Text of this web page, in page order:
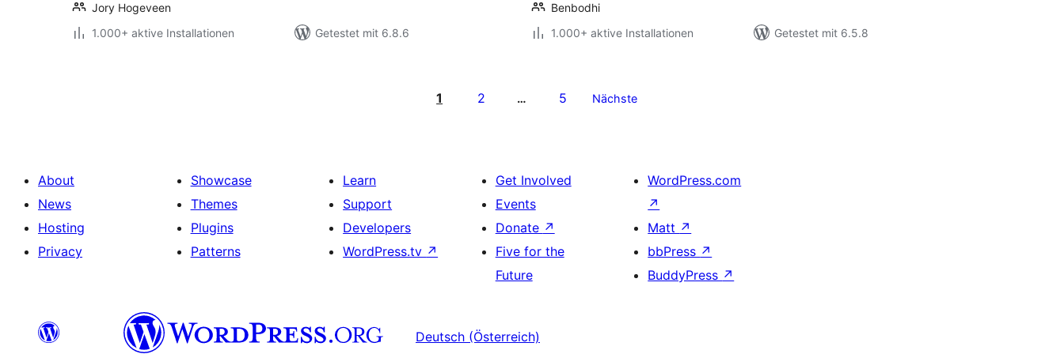
Jory Hogeveen
1.000+ aktive Installationen
Getestet mit 6.8.6
Benbodhi
1.000+ aktive Installationen
Getestet mit 6.5.8
1 2 … 5 Nächste
About
News
Hosting
Privacy
Showcase
Themes
Plugins
Patterns
Learn
Support
Developers
WordPress.tv ↗
Get Involved
Events
Donate ↗
Five for the
Future
WordPress.com
↗
Matt ↗
bbPress ↗
BuddyPress ↗
Deutsch (Österreich)